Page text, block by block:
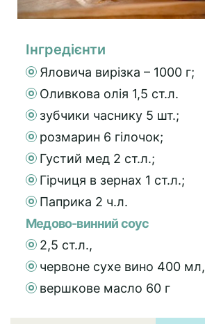
Інгредієнти
Яловича вирізка – 1000 г;
Оливкова олія 1,5 ст.л.
зубчики часнику 5 шт.;
розмарин 6 гілочок;
Густий мед 2 ст.л.;
Гірчиця в зернах 1 ст.л.;
Паприка 2 ч.л.
Медово-винний соус
2,5 ст.л.,
червоне сухе вино 400 мл,
вершкове масло 60 г